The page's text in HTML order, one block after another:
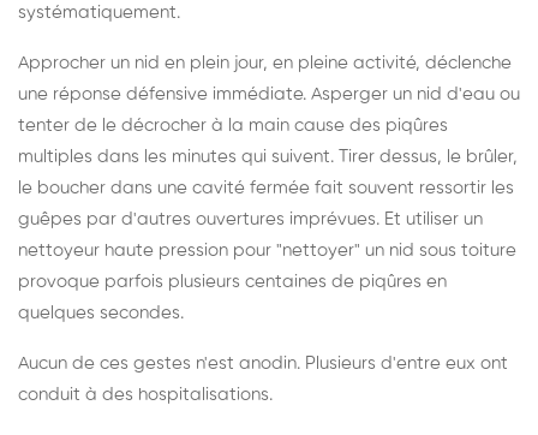
systématiquement.
Approcher un nid en plein jour, en pleine activité, déclenche
une réponse défensive immédiate. Asperger un nid d'eau ou
tenter de le décrocher à la main cause des piqûres
multiples dans les minutes qui suivent. Tirer dessus, le brûler,
le boucher dans une cavité fermée fait souvent ressortir les
guêpes par d'autres ouvertures imprévues. Et utiliser un
nettoyeur haute pression pour "nettoyer" un nid sous toiture
provoque parfois plusieurs centaines de piqûres en
quelques secondes.
Aucun de ces gestes n'est anodin. Plusieurs d'entre eux ont
conduit à des hospitalisations.